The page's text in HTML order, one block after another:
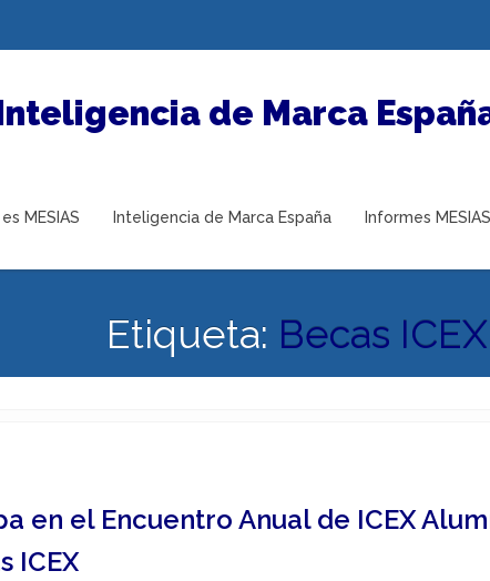
MESIAS Inteligencia de Marca España Informes MESIAS
Etiqueta: Becas ICEX
en el Encuentro Anual de ICEX
ICEX